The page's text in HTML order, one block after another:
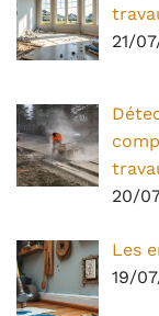
21/
20/
Les
19/